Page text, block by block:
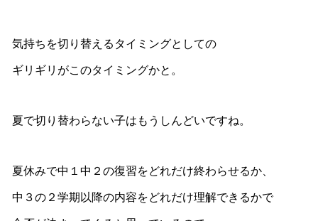
気持ちを切り替えるタイミングとしての
ギリギリがこのタイミングかと。
夏で切り替わらない子はもうしんどいですね。
夏休みで中１中２の復習をどれだけ終わらせるか、
中３の２学期以降の内容をどれだけ理解できるかで